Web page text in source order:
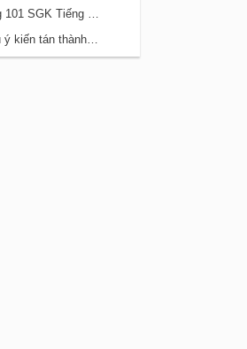
Bài 20 Cụ Đồ Chiểu trang 101 SGK Tiếng Việt 5 Kết nối tri thức tập 2
Bài 19 Viết đoạn văn nêu ý kiến tán thành một sự việc, hiện tượng (Bài viết số 1) trang 100 SGK Tiếng Việt 5 Kết nối tri thức tập 2